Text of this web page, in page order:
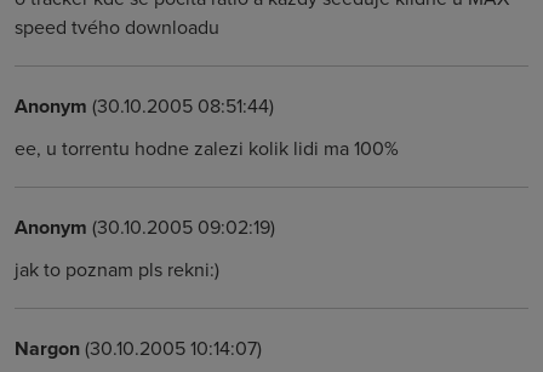
speed tvého downloadu
Anonym (30.10.2005 08:51:44)
ee, u torrentu hodne zalezi kolik lidi ma 100%
Anonym (30.10.2005 09:02:19)
jak to poznam pls rekni:)
Nargon(30.10.2005 10:14:07)